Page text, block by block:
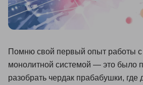
Помню свой первый опыт работы
монолитной системой — это было
разобрать чердак прабабушки, где
Рейтинг онлайн-школ